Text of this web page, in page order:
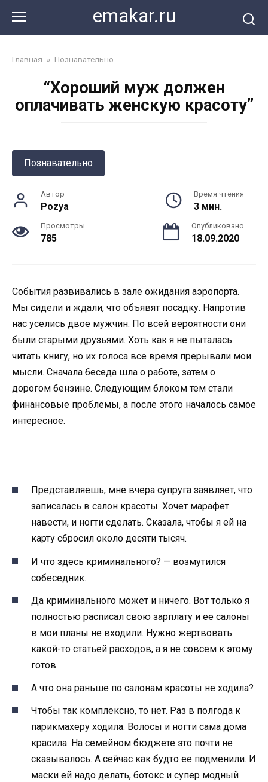
контенту
emakar.ru
Главная » Познавательно
“Хороший муж должен
оплачивать женскую красоту”
Познавательно
Автор
Pozya
Время чтения
3 мин.
Просмотры
785
Опубликовано
18.09.2020
События развивались в зале ожидания аэропорта.
Мы сидели и ждали, что объявят посадку. Напротив
нас уселись двое мужчин. По всей вероятности они
были старыми друзьями. Хоть как я не пыталась
читать книгу, но их голоса все время прерывали мои
мысли. Сначала беседа шла о работе, затем о
дорогом бензине. Следующим блоком тем стали
финансовые проблемы, а после этого началось самое
интересное.
Представляешь, мне вчера супруга заявляет, что
записалась в салон красоты. Хочет марафет
навести, и ногти сделать. Сказала, чтобы я ей на
карту сбросил около десяти тысяч.
И что здесь криминального? — возмутился
собеседник.
Да криминального может и ничего. Вот только я
полностью расписал свою зарплату и ее салоны
в мои планы не входили. Нужно жертвовать
какой-то статьей расходов, а я не совсем к этому
готов.
А что она раньше по салонам красоты не ходила?
Чтобы так комплексно, то нет. Раз в полгода к
парикмахеру ходила. Волосы и ногти сама дома
красила. На семейном бюджете это почти не
сказывалось. А сейчас как будто ее подменили. И
маски ей надо делать, ботокс и супер модный